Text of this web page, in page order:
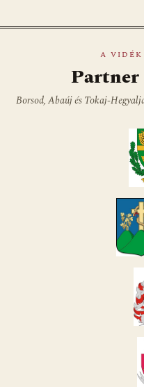
A VIDÉK
Partner
Borsod, Abaúj és Tokaj-